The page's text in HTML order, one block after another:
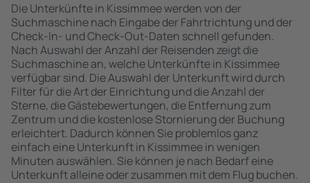
Die Unterkünfte in Kissimmee werden von der
Suchmaschine nach Eingabe der Fahrtrichtung und der
Check-In- und Check-Out-Daten schnell gefunden.
Nach Auswahl der Anzahl der Reisenden zeigt die
Suchmaschine an, welche Unterkünfte in Kissimmee
verfügbar sind. Die Auswahl der Unterkunft wird durch
Filter für die Art der Einrichtung und die Anzahl der
Sterne, die Gästebewertungen, die Entfernung zum
Zentrum und die kostenlose Stornierung der Buchung
erleichtert. Dadurch können Sie problemlos ganz
einfach eine Unterkunft in Kissimmee in wenigen
Minuten auswählen. Sie können je nach Bedarf eine
Unterkunft alleine oder zusammen mit dem Flug buchen.